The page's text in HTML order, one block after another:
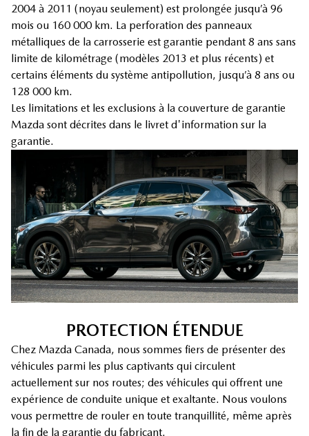
2004 à 2011 (noyau seulement) est prolongée jusqu’à 96
mois ou 160 000 km. La perforation des panneaux
métalliques de la carrosserie est garantie pendant 8 ans sans
limite de kilométrage (modèles 2013 et plus récents) et
certains éléments du système antipollution, jusqu’à 8 ans ou
128 000 km.
Les limitations et les exclusions à la couverture de garantie
Mazda sont décrites dans le livret d'information sur la
garantie.
PROTECTION ÉTENDUE
Chez Mazda Canada, nous sommes fiers de présenter des
véhicules parmi les plus captivants qui circulent
actuellement sur nos routes; des véhicules qui offrent une
expérience de conduite unique et exaltante. Nous voulons
vous permettre de rouler en toute tranquillité, même après
la fin de la garantie du fabricant.